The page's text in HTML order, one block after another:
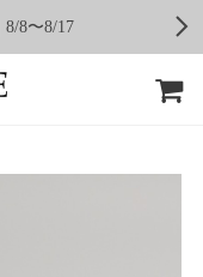
8〜8/17